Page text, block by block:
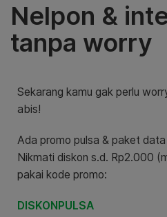
Nelpon &
tanpa worry
Sekarang kamu gak perlu
abis!
Ada promo pulsa & paket
Nikmati diskon s.d. Rp2.000
pakai kode promo:
DISKONPULSA